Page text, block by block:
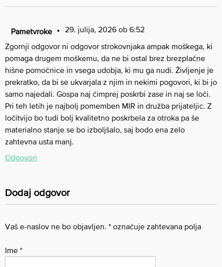
Pametvroke
29. julija, 2026 ob 6:52
Zgornji odgovor ni odgovor strokovnjaka ampak moškega, ki
pomaga drugem moškemu, da ne bi ostal brez brezplačne
hišne pomočnice in vsega udobja, ki mu ga nudi. Življenje je
prekratko, da bi se ukvarjala z njim in nekimi pogovori, ki bi jo
samo najedali. Gospa naj čimprej poskrbi zase in naj se loči.
Pri teh letih je najbolj pomemben MIR in družba prijateljic. Z
ločitvijo bo tudi bolj kvalitetno poskrbela za otroka pa še
materialno stanje se bo izboljšalo, saj bodo ena zelo
zahtevna usta manj.
Odgovori
Dodaj odgovor
Vaš e-naslov ne bo objavljen. * označuje zahtevana polja
Ime *